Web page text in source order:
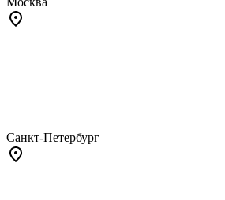
Санкт-Петербург